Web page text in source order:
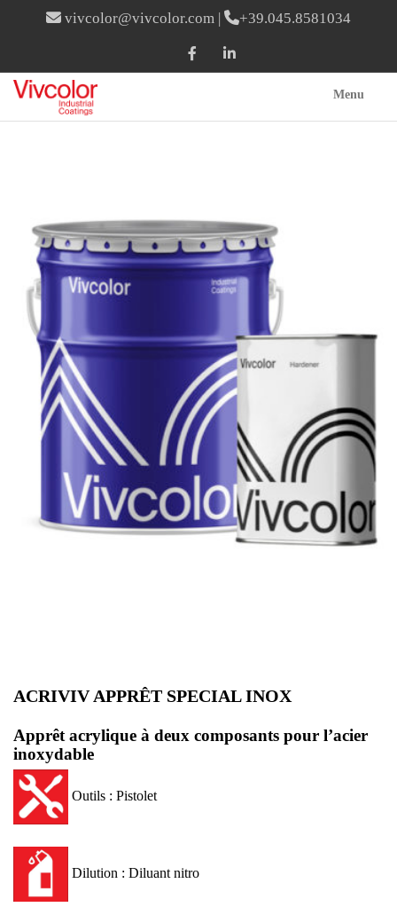
vivcolor@vivcolor.com | +39.045.8581034
Menu
ACRIVIV APPRÊT SPECIAL INOX
Apprêt acrylique à deux composants pour l’acier
inoxydable
Outils : Pistolet
Dilution : Diluant nitro